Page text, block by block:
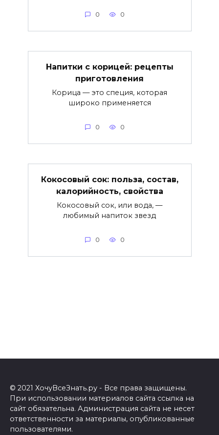
0 0
Напитки с корицей: рецепты
приготовления
Корица — это специя, которая
широко применяется
0 0
Кокосовый сок: польза, состав,
калорийность, свойства
Кокосовый сок, или вода, —
любимый напиток звезд
0 0
© 2021 ХочуВсеЗнать.ру - Все права защищены.
При использовании материалов сайта ссылка на
сайт обязательна. Администрация сайта не несет
ответственности за материалы, опубликованные
пользователями.